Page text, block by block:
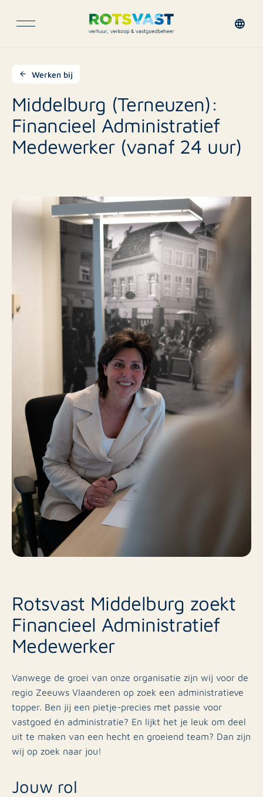
Werken bij
Middelburg (Terneuzen):
Financieel Administratief
Medewerker (vanaf 24 uur)
Rotsvast Middelburg zoekt
Financieel Administratief
Medewerker
Vanwege de groei van onze organisatie zijn wij voor de
regio Zeeuws Vlaanderen op zoek een administratieve
topper. Ben jij een pietje-precies met passie voor
vastgoed én administratie? En lijkt het je leuk om deel
uit te maken van een hecht en groeiend team? Dan zijn
wij op zoek naar jou!
Jouw rol